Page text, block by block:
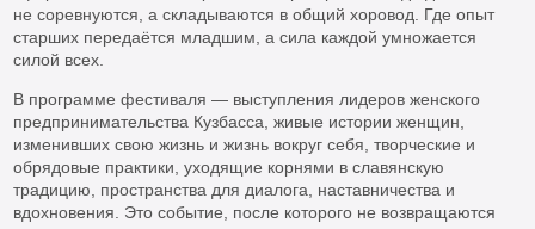
не соревнуются, а складываются в общий хоровод. Где опыт
старших передаётся младшим, а сила каждой умножается
силой всех.
В программе фестиваля — выступления лидеров женского
предпринимательства Кузбасса, живые истории женщин,
изменивших свою жизнь и жизнь вокруг себя, творческие и
обрядовые практики, уходящие корнями в славянскую
традицию, пространства для диалога, наставничества и
вдохновения. Это событие, после которого не возвращаются